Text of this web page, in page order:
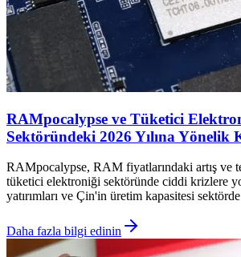
RAMpocalypse ve Tüketici
Sektöründeki 2026 Yılına Yönelik
RAMpocalypse, RAM fiyatlarındaki artış ve
tüketici elektroniği sektöründe ciddi krizlere
yatırımları ve Çin'in üretim kapasitesi
Daha fazla bilgi edinin